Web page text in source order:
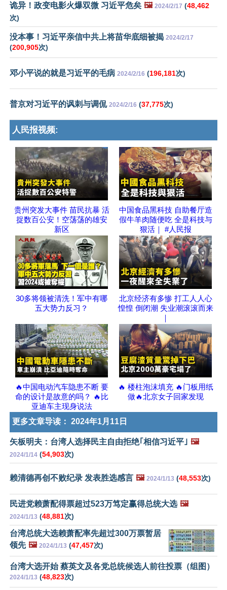
诡异！政变电影火爆双微 习近平危矣 🖼️ 2024/2/17 (48,462
次)
没本事！习近平亲信中共上将苗华底细被揭 2024/2/17
(200,905次)
邓小平说的就是习近平的毛病 2024/2/16 (196,181次)
普京对习近平的讽刺与调侃 2024/2/16 (37,775次)
人民报视频:
贵州突发大事件 苗民抗暴 活
捉数百公安！空荡荡的雄安
新区
中国食品黑科技 自助餐厅造
假牛羊肉随便吃 全是科技与
狠活｜ #人民报
30多将领被清洗！军中有哪
五大势力反习？
北京经济有多惨 打工人人心
惶惶 倒闭潮 失业潮滚滚而来
｜
🔥中国电动汽车隐患不断 要
命的设计是故意的吗？ 🔥比
亚迪车主现身说法
🔥 楼柱泡沫填充 🔥门板用纸
做🔥北京女子回家发现
更多文章导读： 2024年1月11日
矢板明夫：台湾人选择民主自由拒绝｢相信习近平｣ 🖼️
2024/1/14 (54,903次)
赖清德再创不败纪录 发表胜选感言 🖼️ 2024/1/13 (48,553次)
民进党赖萧配得票超过523万笃定赢得总统大选 🖼️
2024/1/13 (48,881次)
台湾总统大选赖萧配率先超过300万票暂居
领先 🖼️ 2024/1/13 (47,457次)
台湾大选开始 蔡英文及各党总统候选人前往投票（组图）
2024/1/13 (48,823次)